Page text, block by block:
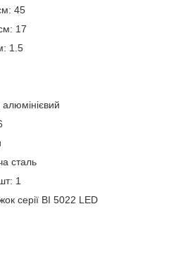
45
17
1.5
сталь
1
серії BI 5022 LED